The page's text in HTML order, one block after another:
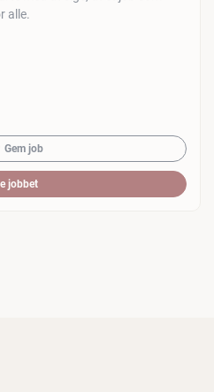
alle.
Gem job
jobbet